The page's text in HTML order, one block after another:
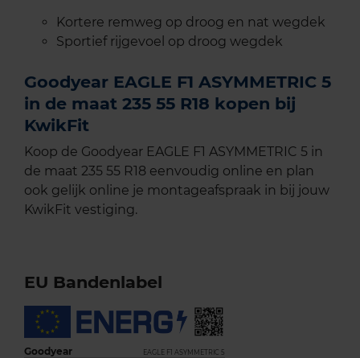
Kortere remweg op droog en nat wegdek
Sportief rijgevoel op droog wegdek
Goodyear EAGLE F1 ASYMMETRIC 5
in de maat 235 55 R18 kopen bij
KwikFit
Koop de Goodyear EAGLE F1 ASYMMETRIC 5 in
de maat 235 55 R18 eenvoudig online en plan
ook gelijk online je montageafspraak in bij jouw
KwikFit vestiging.
EU Bandenlabel
Goodyear EAGLE F1 ASYMMETRIC 5